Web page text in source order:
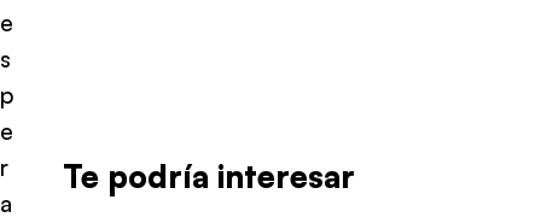
e
s
p
e
r
a
Te podría interesar